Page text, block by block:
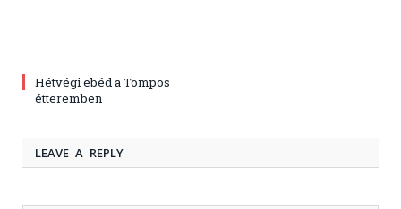
Hétvégi ebéd a Tompos
étteremben
LEAVE A REPLY